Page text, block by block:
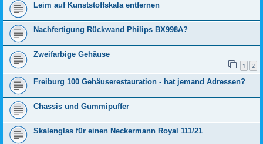
Leim auf Kunststoffskala entfernen
Nachfertigung Rückwand Philips BX998A?
Zweifarbige Gehäuse
1 2
Freiburg 100 Gehäuserestauration - hat jemand Adressen?
Chassis und Gummipuffer
Skalenglas für einen Neckermann Royal 111/21